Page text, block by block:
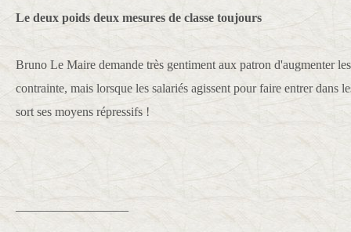
Le deux poids deux mesures de classe toujours
Bruno Le Maire demande très gentiment aux patron d'augmenter
contrainte, mais lorsque les salariés agissent pour faire entrer dans
sort ses moyens répressifs !